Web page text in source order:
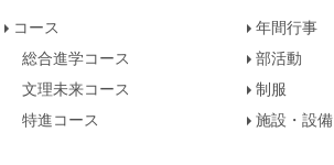
コース
総合進学コース
文理未来コース
特進コース
年間行事
部活動
制服
施設・設備